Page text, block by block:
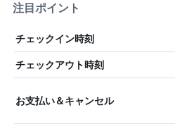
注目ポイント
チェックイン時刻
チェックアウト時刻
お支払い＆キャンセル